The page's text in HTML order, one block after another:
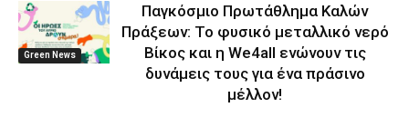
Green News
Παγκόσμιο Πρωτάθλημα Καλών
Πράξεων: Το φυσικό μεταλλικό νερό
Βίκος και η We4all ενώνουν τις
δυνάμεις τους για ένα πράσινο
μέλλον!